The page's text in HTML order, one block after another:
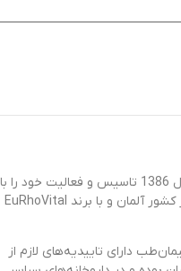
شرکت حکیمان طب در سال 1386 تاسیس و فعالیت خود را با
واردات مکمل‌های غذایی از کشور آلمان و با برند EuRhoVital
دارای تاییدیه‌های لازم از